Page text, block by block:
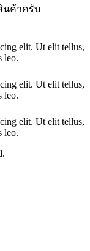
นค้าครับ
elit. Ut elit tellus,
leo.
elit. Ut elit tellus,
leo.
elit. Ut elit tellus,
leo.